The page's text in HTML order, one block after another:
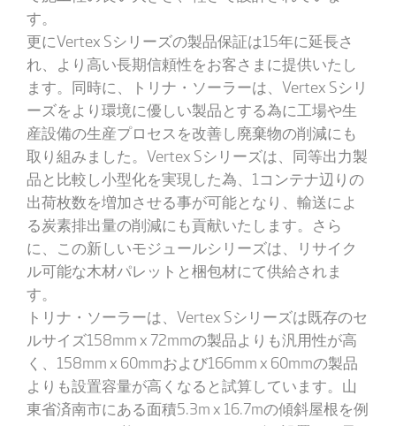
す。
更にVertex Sシリーズの製品保証は15年に延長さ
れ、より高い長期信頼性をお客さまに提供いたし
ます。同時に、トリナ・ソーラーは、Vertex Sシリ
ーズをより環境に優しい製品とする為に工場や生
産設備の生産プロセスを改善し廃棄物の削減にも
取り組みました。Vertex Sシリーズは、同等出力製
品と比較し小型化を実現した為、1コンテナ辺りの
出荷枚数を増加させる事が可能となり、輸送によ
る炭素排出量の削減にも貢献いたします。さら
に、この新しいモジュールシリーズは、リサイク
ル可能な木材パレットと梱包材にて供給されま
す。
トリナ・ソーラーは、Vertex Sシリーズは既存のセ
ルサイズ158mm x 72mmの製品よりも汎用性が高
く、158mm x 60mmおよび166mm x 60mmの製品
よりも設置容量が高くなると試算しています。山
東省済南市にある面積5.3m x 16.7mの傾斜屋根を例